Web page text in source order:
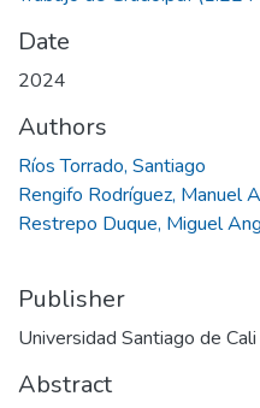
Date
2024
Authors
Ríos Torrado, Santiago
Rengifo Rodríguez, Manuel
Restrepo Duque, Miguel
Publisher
Universidad Santiago de Cali
Abstract